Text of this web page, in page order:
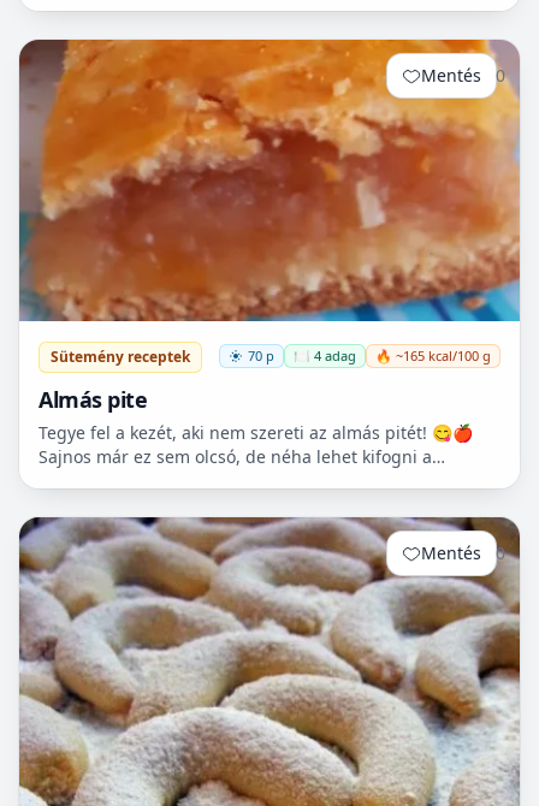
Mentés 0
Sütemény receptek 70 p 🍽️ 4 adag 🔥 ~165 kcal/100 g
Almás pite
Tegye fel a kezét, aki nem szereti az almás pitét! 😋🍎
Sajnos már ez sem olcsó, de néha lehet kifogni a
Mentés 0